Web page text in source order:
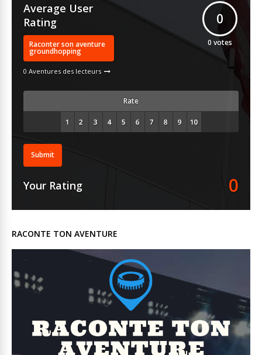
Average User
Rating
Raconter son aventure
groundhopping
0 Aventures des lecteurs
0
0 votes
Rate
Submit
Your Rating 0
RACONTE TON AVENTURE